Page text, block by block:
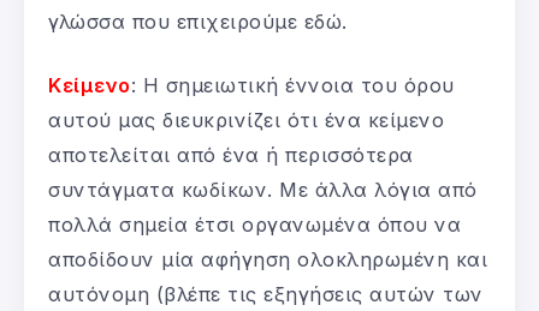
γλώσσα που επιχειρούμε εδώ.
Κείμενο: Η σημειωτική έννοια του όρου
αυτού μας διευκρινίζει ότι ένα κείμενο
αποτελείται από ένα ή περισσότερα
συντάγματα κωδίκων. Με άλλα λόγια από
πολλά σημεία έτσι οργανωμένα όπου να
αποδίδουν μία αφήγηση ολοκληρωμένη και
αυτόνομη (βλέπε τις εξηγήσεις αυτών των